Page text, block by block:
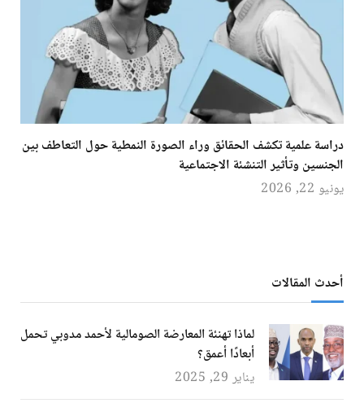
دراسة علمية تكشف الحقائق وراء الصورة النمطية حول التعاطف بين
الجنسين وتأثير التنشئة الاجتماعية
يونيو 22, 2026
أحدث المقالات
لماذا تهنئة المعارضة الصومالية لأحمد مدوبي تحمل
أبعادًا أعمق؟
يناير 29, 2025